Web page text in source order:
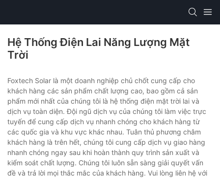
Hệ Thống Điện Lai Năng Lượng Mặt
Trời
Foxtech Solar là một doanh nghiệp chủ chốt cung cấp cho
khách hàng các sản phẩm chất lượng cao, bao gồm cả sản
phẩm mới nhất của chúng tôi là hệ thống điện mặt trời lai và
dịch vụ toàn diện. Đội ngũ dịch vụ của chúng tôi làm việc trực
tuyến để cung cấp dịch vụ nhanh chóng cho khách hàng từ
các quốc gia và khu vực khác nhau. Tuân thủ phương châm
khách hàng là trên hết, chúng tôi cung cấp dịch vụ giao hàng
nhanh chóng ngay sau khi hoàn thành quy trình sản xuất và
kiểm soát chất lượng. Chúng tôi luôn sẵn sàng giải quyết vấn
đề và trả lời mọi thắc mắc của khách hàng. Vui lòng liên hệ với